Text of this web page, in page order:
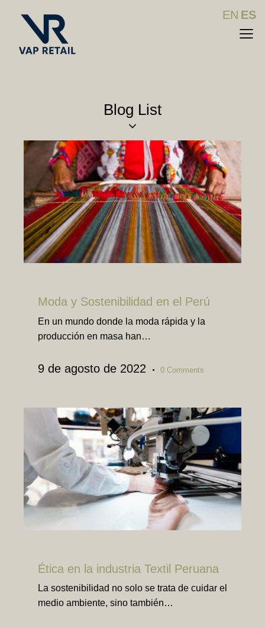
Blog List
Moda y Sostenibilidad en el Perú
En un mundo donde la moda rápida y la
producción en masa han…
9 de agosto de 2022 0 Comments
Ética en la industria Textil Peruana
La sostenibilidad no solo se trata de cuidar el
medio ambiente, sino también…
EN ES